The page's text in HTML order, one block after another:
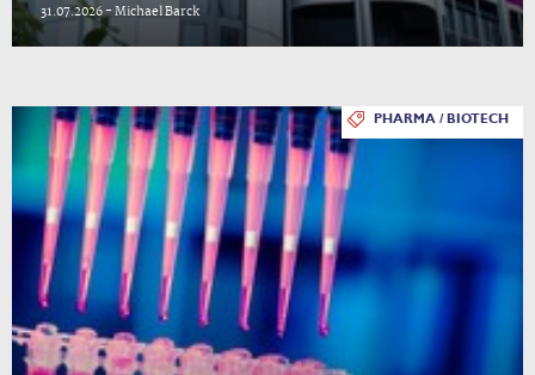
31.07.2026 - Michael Barck
PHARMA / BIOTECH